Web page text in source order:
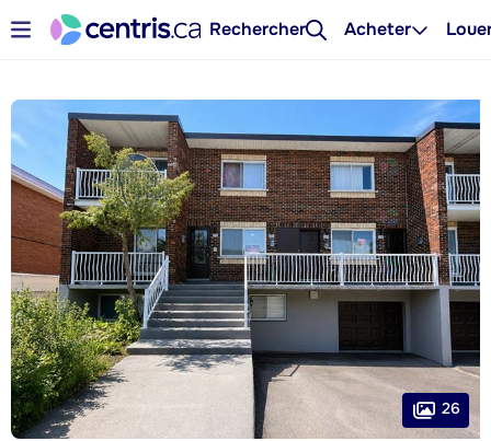
Rechercher Acheter
26